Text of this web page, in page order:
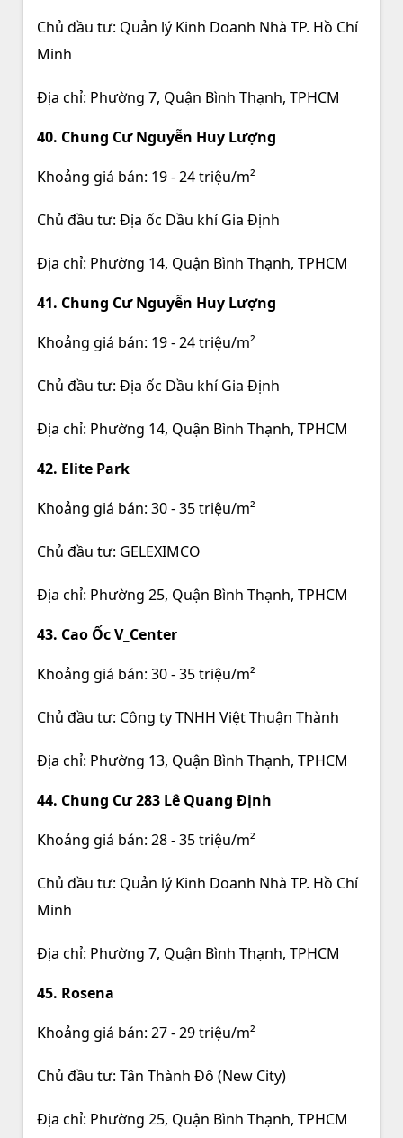
Chủ đầu tư: Quản lý Kinh Doanh Nhà TP. Hồ Chí
Minh
Địa chỉ: Phường 7, Quận Bình Thạnh, TPHCM
40. Chung Cư Nguyễn Huy Lượng
Khoảng giá bán: 19 - 24 triệu/m²
Chủ đầu tư: Địa ốc Dầu khí Gia Định
Địa chỉ: Phường 14, Quận Bình Thạnh, TPHCM
41. Chung Cư Nguyễn Huy Lượng
Khoảng giá bán: 19 - 24 triệu/m²
Chủ đầu tư: Địa ốc Dầu khí Gia Định
Địa chỉ: Phường 14, Quận Bình Thạnh, TPHCM
42. Elite Park
Khoảng giá bán: 30 - 35 triệu/m²
Chủ đầu tư: GELEXIMCO
Địa chỉ: Phường 25, Quận Bình Thạnh, TPHCM
43. Cao Ốc V_Center
Khoảng giá bán: 30 - 35 triệu/m²
Chủ đầu tư: Công ty TNHH Việt Thuận Thành
Địa chỉ: Phường 13, Quận Bình Thạnh, TPHCM
44. Chung Cư 283 Lê Quang Định
Khoảng giá bán: 28 - 35 triệu/m²
Chủ đầu tư: Quản lý Kinh Doanh Nhà TP. Hồ Chí
Minh
Địa chỉ: Phường 7, Quận Bình Thạnh, TPHCM
45. Rosena
Khoảng giá bán: 27 - 29 triệu/m²
Chủ đầu tư: Tân Thành Đô (New City)
Địa chỉ: Phường 25, Quận Bình Thạnh, TPHCM